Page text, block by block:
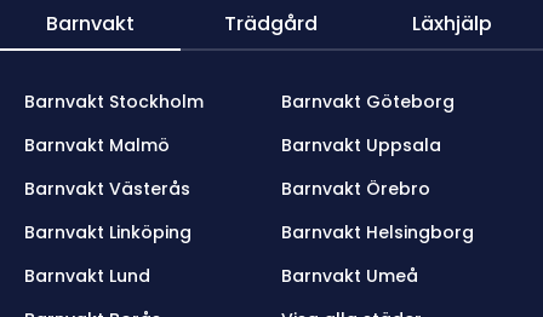
Barnvakt Trädgård Läxhjälp
Barnvakt Stockholm
Barnvakt Göteborg
Barnvakt Malmö
Barnvakt Uppsala
Barnvakt Västerås
Barnvakt Örebro
Barnvakt Linköping
Barnvakt Helsingborg
Barnvakt Lund
Barnvakt Umeå